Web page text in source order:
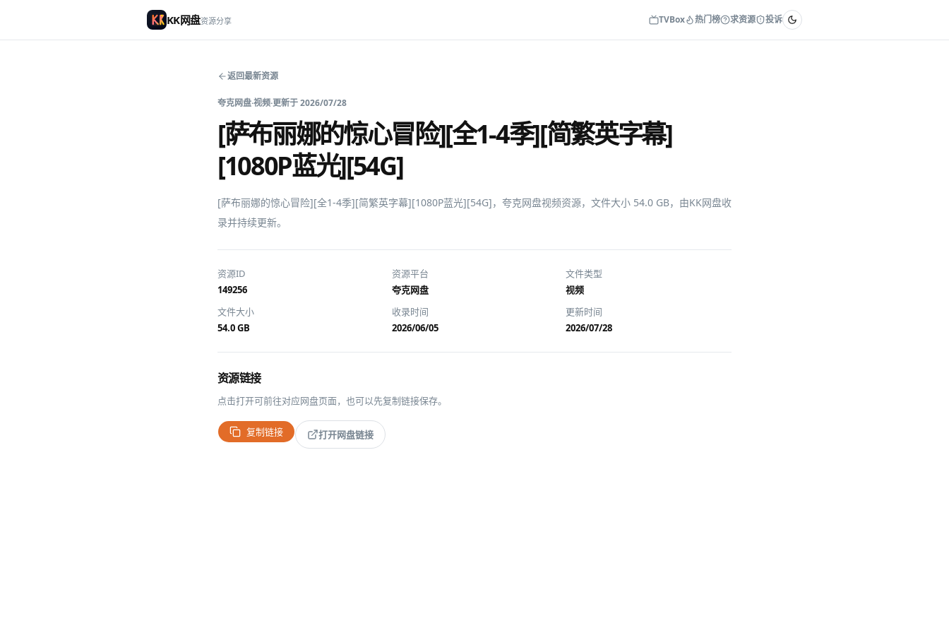
KK网盘资源分享 TVBox 热门榜 求资源 投诉
返回最新资源
夸克网盘·视频·更新于2026/07/28
[萨布丽娜的惊心冒险][全1-4季][简繁英字幕]
[1080P蓝光][54G]
[萨布丽娜的惊心冒险][全1-4季][简繁英字幕][1080P蓝光][54G]，夸克网盘视频资源，文件大小 54.0 GB，由KK网盘收
录并持续更新。
资源ID
149256
资源平台
夸克网盘
文件类型
视频
文件大小
54.0 GB
收录时间
2026/06/05
更新时间
2026/07/28
资源链接
点击打开可前往对应网盘页面，也可以先复制链接保存。
复制链接 打开网盘链接